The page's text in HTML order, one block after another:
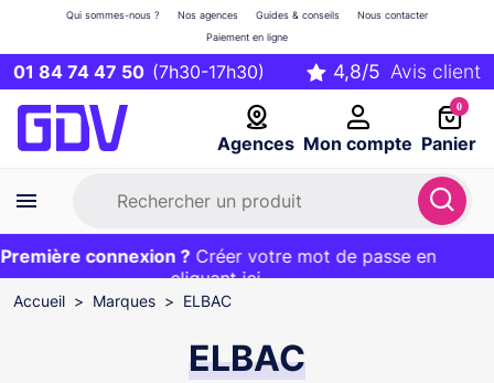
01 84 74 47 50 (7h30-17h30)
Agences Mon compte
Qui sommes-nous ? Nos agences Guides & conseils
Nous contacter
Paiement en ligne
0
Panier
Première commande ?20€ OFFERT sur votre panier
et livraison 24/48h gratuite avec le codeBIENVENUE
connexion ?Créer votre mot de passe en
cliquant ici
EXCLU WEB :
Accueil Marques ELBAC
ELBAC